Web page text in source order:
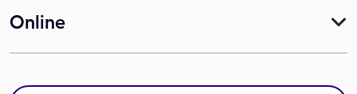
Online